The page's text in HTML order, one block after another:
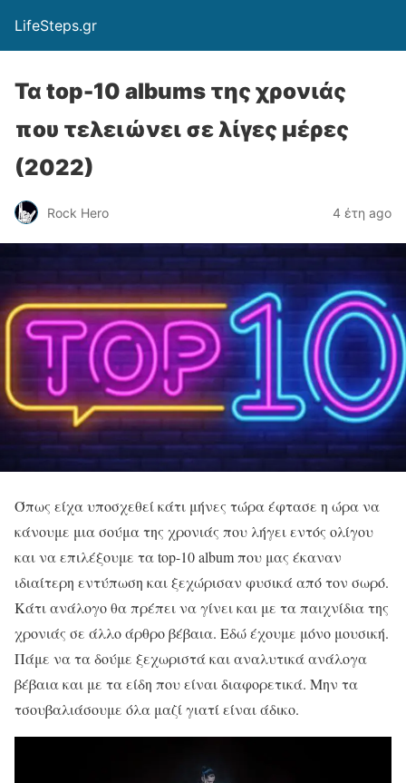
LifeSteps.gr
Τα top-10 albums της χρονιάς
που τελειώνει σε λίγες μέρες
(2022)
Rock Hero 4 έτη ago
Όπως είχα υποσχεθεί κάτι μήνες τώρα έφτασε η ώρα να
κάνουμε μια σούμα της χρονιάς που λήγει εντός ολίγου
και να επιλέξουμε τα top-10 album που μας έκαναν
ιδιαίτερη εντύπωση και ξεχώρισαν φυσικά από τον σωρό.
Κάτι ανάλογο θα πρέπει να γίνει και με τα παιχνίδια της
χρονιάς σε άλλο άρθρο βέβαια. Εδώ έχουμε μόνο μουσική.
Πάμε να τα δούμε ξεχωριστά και αναλυτικά ανάλογα
βέβαια και με τα είδη που είναι διαφορετικά. Μην τα
τσουβαλιάσουμε όλα μαζί γιατί είναι άδικο.